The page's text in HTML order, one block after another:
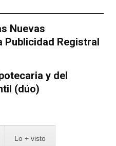
Nuevas
Publicidad Registral
y del
(dúo)
Lo + visto